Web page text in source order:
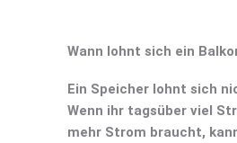
Wann lohnt sich ein
Ein Speicher lohnt sich
Wenn ihr tagsüber viel
mehr Strom braucht,